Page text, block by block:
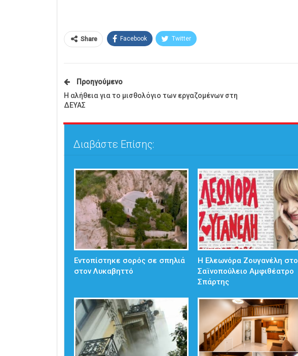
Share Facebook Twitter
Προηγούμενο
Η αλήθεια για το μισθολόγιο των εργαζομένων στη
ΔΕΥΑΣ
Διαβάστε Επίσης:
Εντοπίστηκε σορός σε σπηλιά
στον Λυκαβηττό
Η Ελεωνόρα Ζουγανέλη στο
Σαϊνοπούλειο Αμφιθέατρο
Σπάρτης